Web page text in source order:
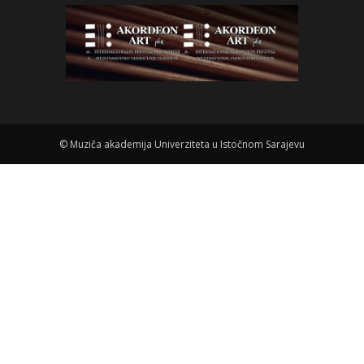
© Muziča akademija Univerziteta u Istočnom Sarajevu